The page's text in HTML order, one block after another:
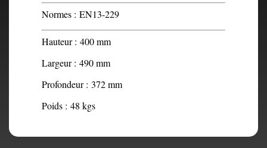
Normes : EN13-229
Hauteur : 400 mm
Largeur : 490 mm
Profondeur : 372 mm
Poids : 48 kgs